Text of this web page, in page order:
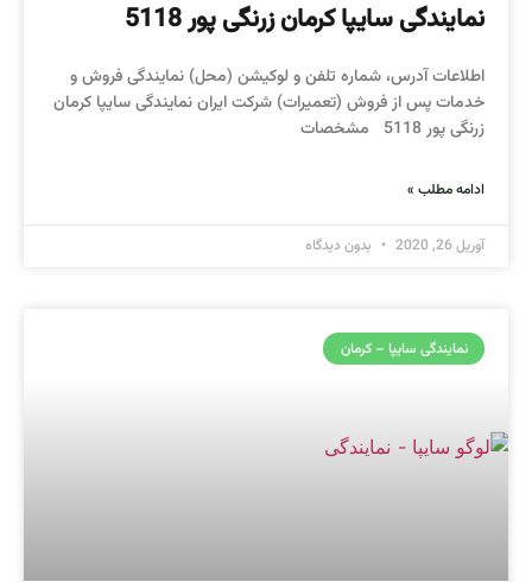
نمایندگی سایپا کرمان زرنگی پور 5118
اطلاعات آدرس، شماره تلفن و لوکیشن (محل) نمایندگی فروش و
خدمات پس از فروش (تعمیرات) شرکت ایران نمایندگی سایپا کرمان
زرنگی پور 5118 مشخصات
ادامه مطلب »
آوریل 26, 2020 بدون دیدگاه
نمایندگی سایپا – کرمان